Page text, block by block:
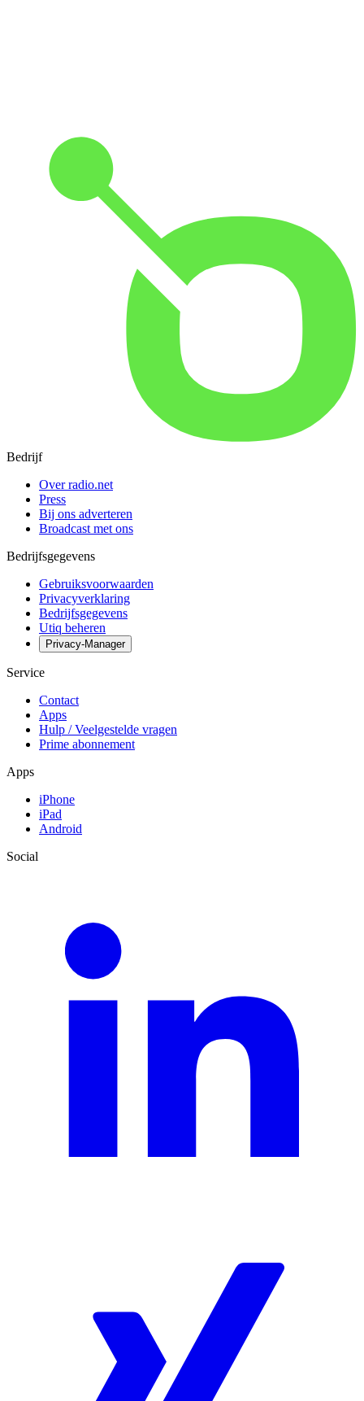
Bedrijf
Over radio.net
Press
Bij ons adverteren
Broadcast met ons
Bedrijfsgegevens
Gebruiksvoorwaarden
Privacyverklaring
Bedrijfsgegevens
Utiq beheren
Privacy-Manager
Service
Contact
Apps
Hulp / Veelgestelde vragen
Prime abonnement
Apps
iPhone
iPad
Android
Social